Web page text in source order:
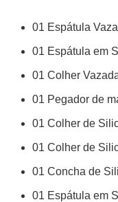
01 Espátula
01 Espátula em
01 Colher
01 Pegador de
01 Colher de
01 Colher de
01 Concha de
01 Espátula em